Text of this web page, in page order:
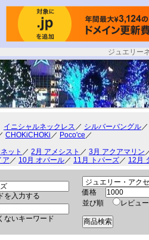
ジュエリー
イニシャルネックレス ／ シルバーバングル／
CHOKiCHOKi ／ Poco'ce ／
ット ／ 2月 アメシスト ／ 3月 アクアマリン
ア ／ 10月 オパール／ 11月 トパーズ／ 12月
を入力する
ないキーワード
価格
並び順
レビュ